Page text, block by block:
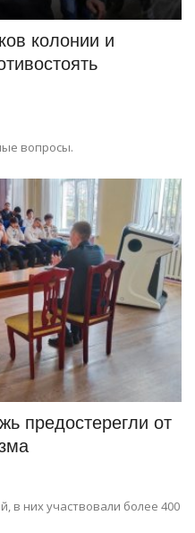
колонии и
вопросы.
предостерегли от
в них участвовали более 400